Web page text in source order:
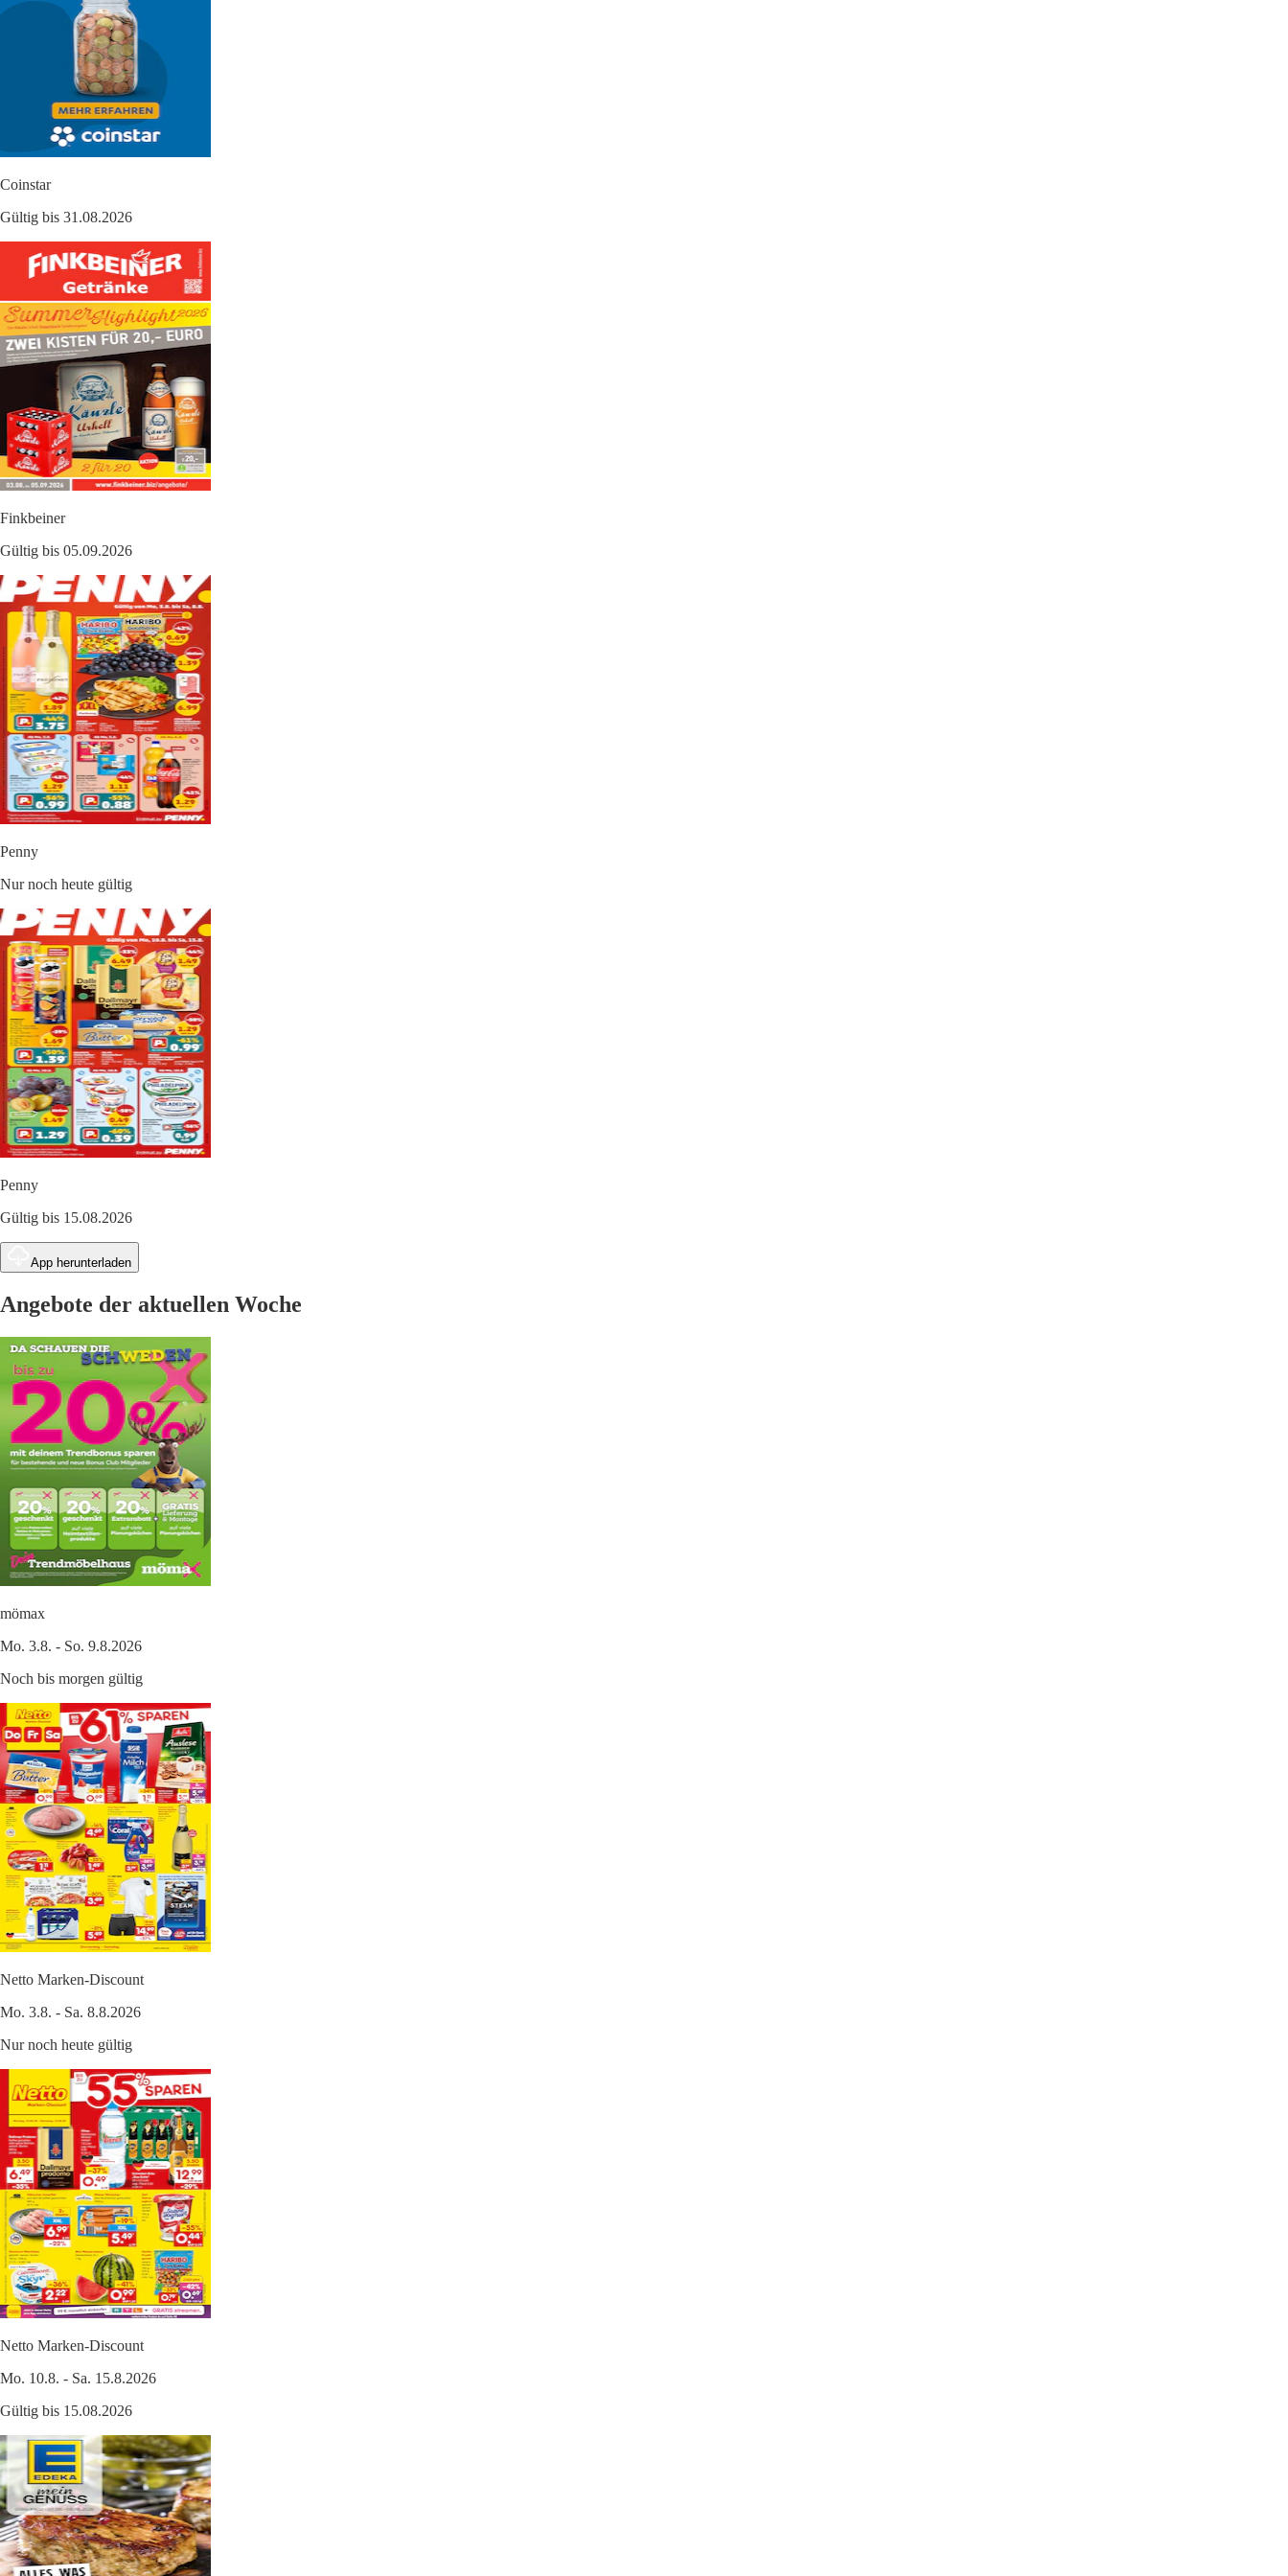
Coinstar
Gültig bis 31.08.2026
Finkbeiner
Gültig bis 05.09.2026
Penny
Nur noch heute gültig
Penny
Gültig bis 15.08.2026
App herunterladen
Angebote der aktuellen Woche
mömax
Mo. 3.8. - So. 9.8.2026
Noch bis morgen gültig
Netto Marken-Discount
Mo. 3.8. - Sa. 8.8.2026
Nur noch heute gültig
Netto Marken-Discount
Mo. 10.8. - Sa. 15.8.2026
Gültig bis 15.08.2026